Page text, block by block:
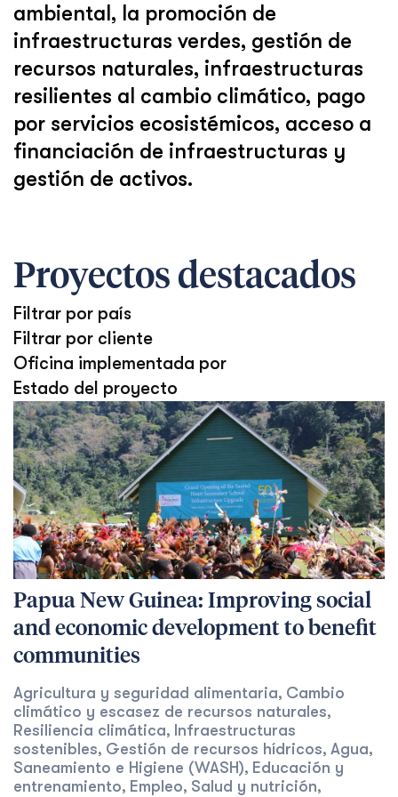
ambiental, la promoción de
infraestructuras verdes, gestión de
recursos naturales, infraestructuras
resilientes al cambio climático, pago
por servicios ecosistémicos, acceso a
financiación de infraestructuras y
gestión de activos.
Proyectos destacados
Filtrar por país
Filtrar por cliente
Oficina implementada por
Estado del proyecto
Papua New Guinea: Improving social
and economic development to benefit
communities
Agricultura y seguridad alimentaria, Cambio
climático y escasez de recursos naturales,
Resiliencia climática, Infraestructuras
sostenibles, Gestión de recursos hídricos, Agua,
Saneamiento e Higiene (WASH), Educación y
entrenamiento, Empleo, Salud y nutrición,